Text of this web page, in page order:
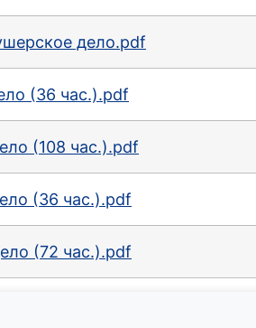
дело.pdf
(36 час.).pdf
(108 час.).pdf
(36 час.).pdf
(72 час.).pdf